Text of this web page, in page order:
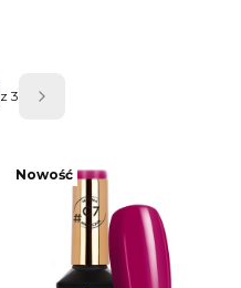
z 3 Następne produkty
Nowość